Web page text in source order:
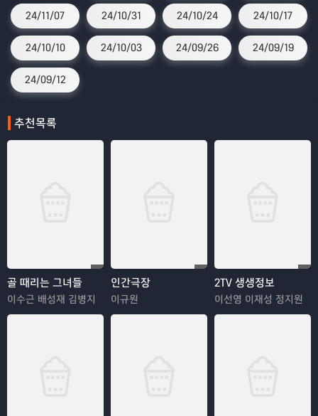
24/11/07 24/10/31 24/10/24 24/10/17
24/10/10 24/10/03 24/09/26 24/09/19
24/09/12
추천목록
골 때리는 그녀들
이수근 배성재 김병지
인간극장
이규원
2TV 생생정보
이선영 이재성 정지원